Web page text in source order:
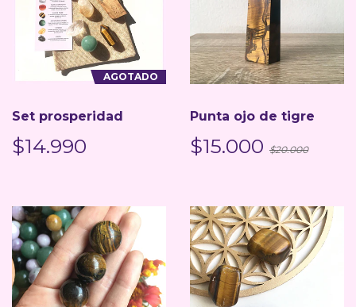
AGOTADO
Set prosperidad
$14.990
Punta ojo de tigre
$15.000 $20.000